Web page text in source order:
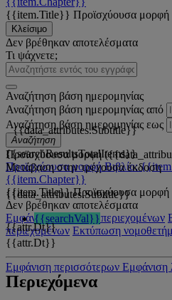
{{item.Title}} Προϊσχύουσα μορφή
Κλείσιμο
Δεν βρέθηκαν αποτελέσματα
Τι ψάχνετε;
Αναζήτηση βάση ημερομηνίας
Αναζήτηση βάση ημερομηνίας από
Αναζήτηση βάση ημερομηνίας εως
Αναζήτηση
{{searchResultsTotalItems}}
Προϊσχύουσα μορφή Βιβλίο:
{{item.Chapter}}
{{item.Title}} Προϊσχύουσα μορφή
Δεν βρέθηκαν αποτελέσματα
Εμφάνιση όλων των περιεχομένων
περιεχομένων Εκτύπωση
{{data_attributes.Subtitle}}
Προϊσχύουσα μορφή
Μετάβαση στην τρέχουσα έκδοση
{{data_attributes.Subtitle}}
{{searchVal}}
{{attr.Dt}}
Εμφάνιση περισσότερων Εμφάνιση
{{attr.Dt}}
Περιεχόμενα